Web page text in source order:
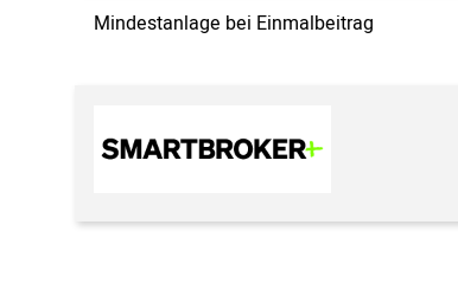
Mindestanlage bei Einmalbeitrag